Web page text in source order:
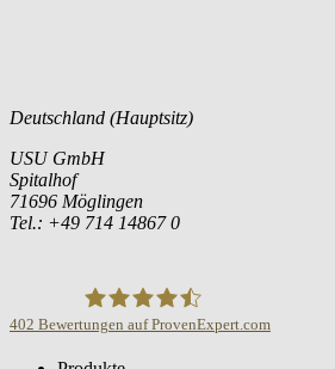
Deutschland (Hauptsitz)
USU GmbH
Spitalhof
71696 Möglingen
Tel.: +49 714 14867 0
402 Bewertungen auf ProvenExpert.com